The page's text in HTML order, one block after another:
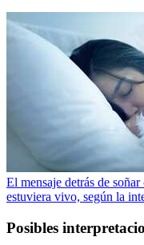
El mensaje detrás de
estuviera vivo, según la
Posibles